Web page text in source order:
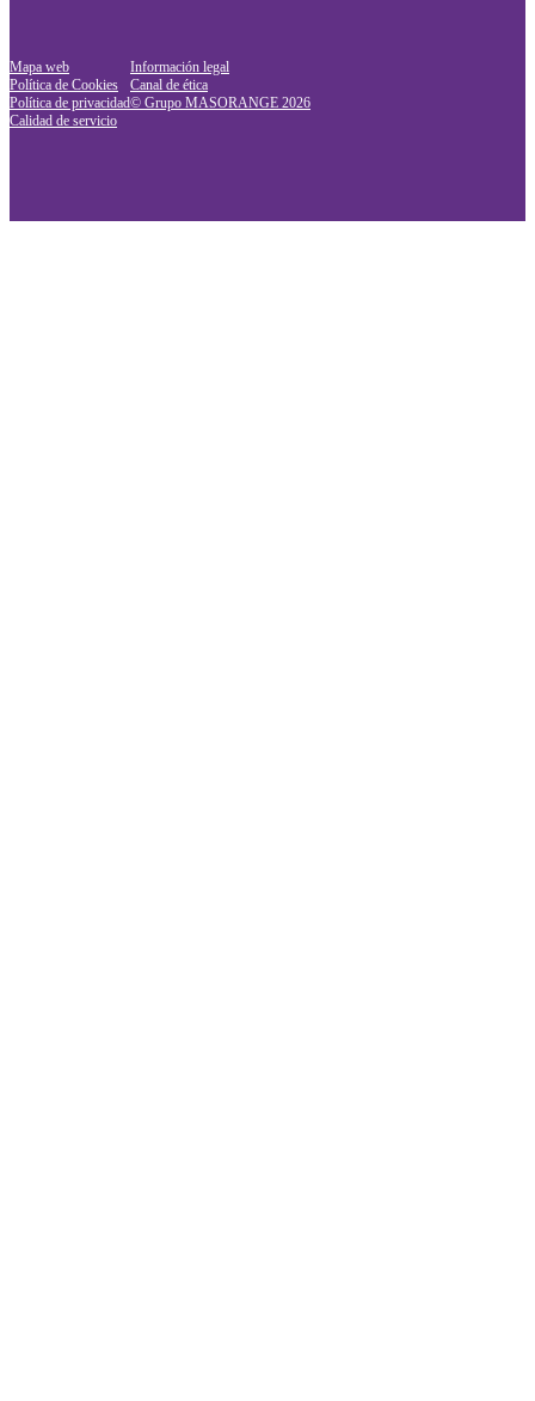
Mapa web
Política de Cookies
Política de privacidad
Calidad de servicio
Información legal
Canal de ética
© Grupo MASORANGE 2026